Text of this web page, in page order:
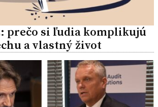
prečo si ľudia komplikujú
a vlastný život